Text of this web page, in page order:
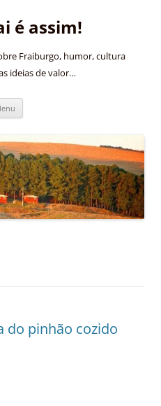
é assim!
Fraiburgo, humor, cultura
ideias de valor…
do pinhão cozido